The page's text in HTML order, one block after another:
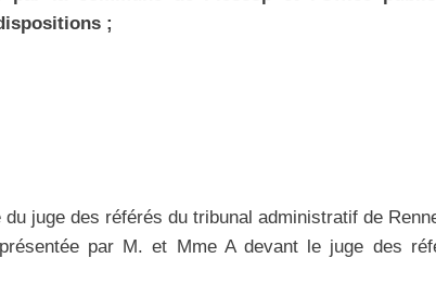
;
juge des référés du tribunal administratif de
par M. et Mme A devant le juge des